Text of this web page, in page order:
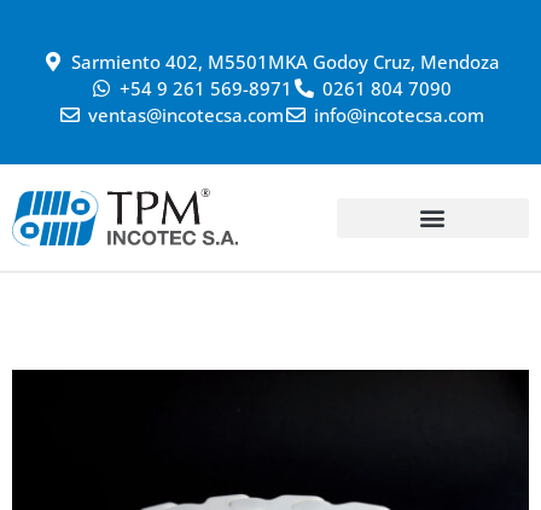
Sarmiento 402, M5501MKA Godoy Cruz, Mendoza
+54 9 261 569-8971
0261 804 7090
ventas@incotecsa.com
info@incotecsa.com